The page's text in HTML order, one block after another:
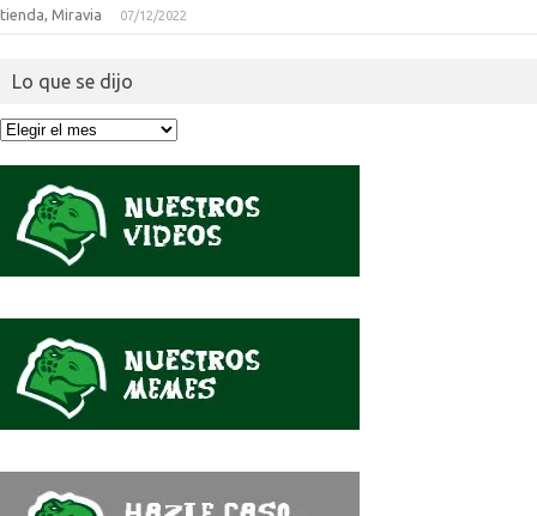
tienda, Miravia
07/12/2022
Lo que se dijo
Lo